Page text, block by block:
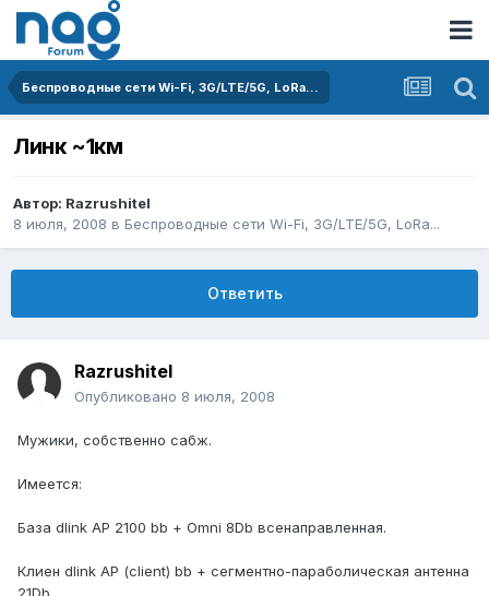
Беспроводные сети Wi-Fi, 3G/LTE/5G, LoRa...
Линк ~1км
Автор: Razrushitel
8 июля, 2008 в Беспроводные сети Wi-Fi, 3G/LTE/5G, LoRa...
Ответить
Razrushitel
Опубликовано 8 июля, 2008
Мужики, собственно сабж.
Имеется:
База dlink AP 2100 bb + Omni 8Db всенаправленная.
Клиен dlink AP (client) bb + сегментно-параболическая антенна